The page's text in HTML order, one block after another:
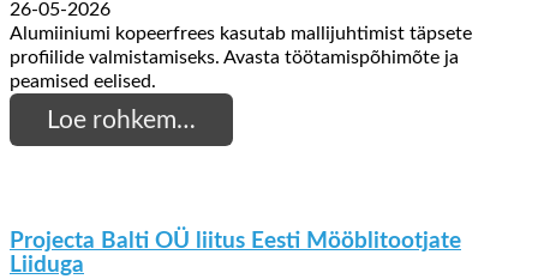
26-05-2026
Alumiiniumi kopeerfrees kasutab mallijuhtimist täpsete
profiilide valmistamiseks. Avasta töötamispõhimõte ja
peamised eelised.
Loe rohkem…
Projecta Balti OÜ liitus Eesti Mööblitootjate
Liiduga